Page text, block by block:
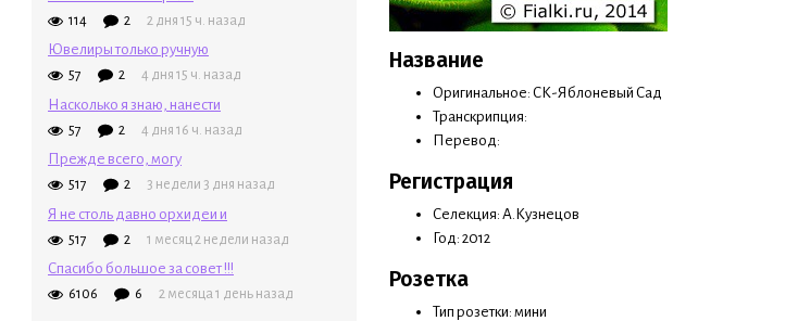
114 2 2 дня 15 ч. назад
Ювелиры только ручную
57 2 4 дня 15 ч. назад
Насколько я знаю, нанести
57 2 4 дня 16 ч. назад
Прежде всего, могу
517 2 3 недели 3 дня назад
Я не столь давно орхидеи и
517 2 1 месяц 2 недели назад
Спасибо большое за совет !!!
6106 6 2 месяца 1 день назад
Название
Оригинальное: СК-Яблоневый Сад
Транскрипция:
Перевод:
Регистрация
Селекция: А.Кузнецов
Год: 2012
Розетка
Тип розетки: мини